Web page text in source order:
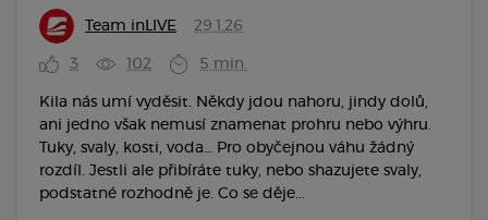
Team inLIVE 29.1.26
3 102 5 min.
Kila nás umí vyděsit. Někdy jdou nahoru, jindy dolů,
ani jedno však nemusí znamenat prohru nebo výhru.
Tuky, svaly, kosti, voda… Pro obyčejnou váhu žádný
rozdíl. Jestli ale přibíráte tuky, nebo shazujete svaly,
podstatné rozhodně je. Co se děje...